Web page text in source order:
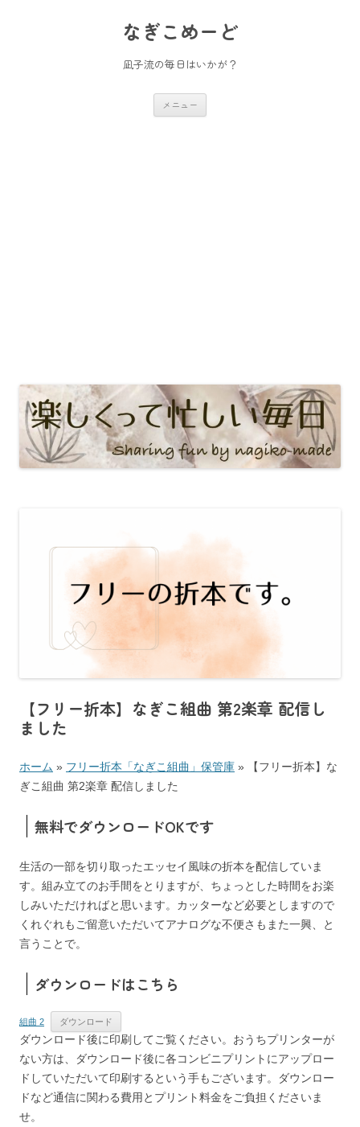
なぎこめーど
凪子流の毎日はいかが？
メニュー
【フリー折本】なぎこ組曲 第2楽章 配信し
ました
ホーム » フリー折本「なぎこ組曲」保管庫 » 【フリー折本】な
ぎこ組曲 第2楽章 配信しました
無料でダウンロードOKです
生活の一部を切り取ったエッセイ風味の折本を配信していま
す。組み立てのお手間をとりますが、ちょっとした時間をお楽
しみいただければと思います。カッターなど必要としますので
くれぐれもご留意いただいてアナログな不便さもまた一興、と
言うことで。
ダウンロードはこちら
組曲 2 ダウンロード
ダウンロード後に印刷してご覧ください。おうちプリンターが
ない方は、ダウンロード後に各コンビニプリントにアップロー
ドしていただいて印刷するという手もございます。ダウンロー
ドなど通信に関わる費用とプリント料金をご負担くださいま
せ。